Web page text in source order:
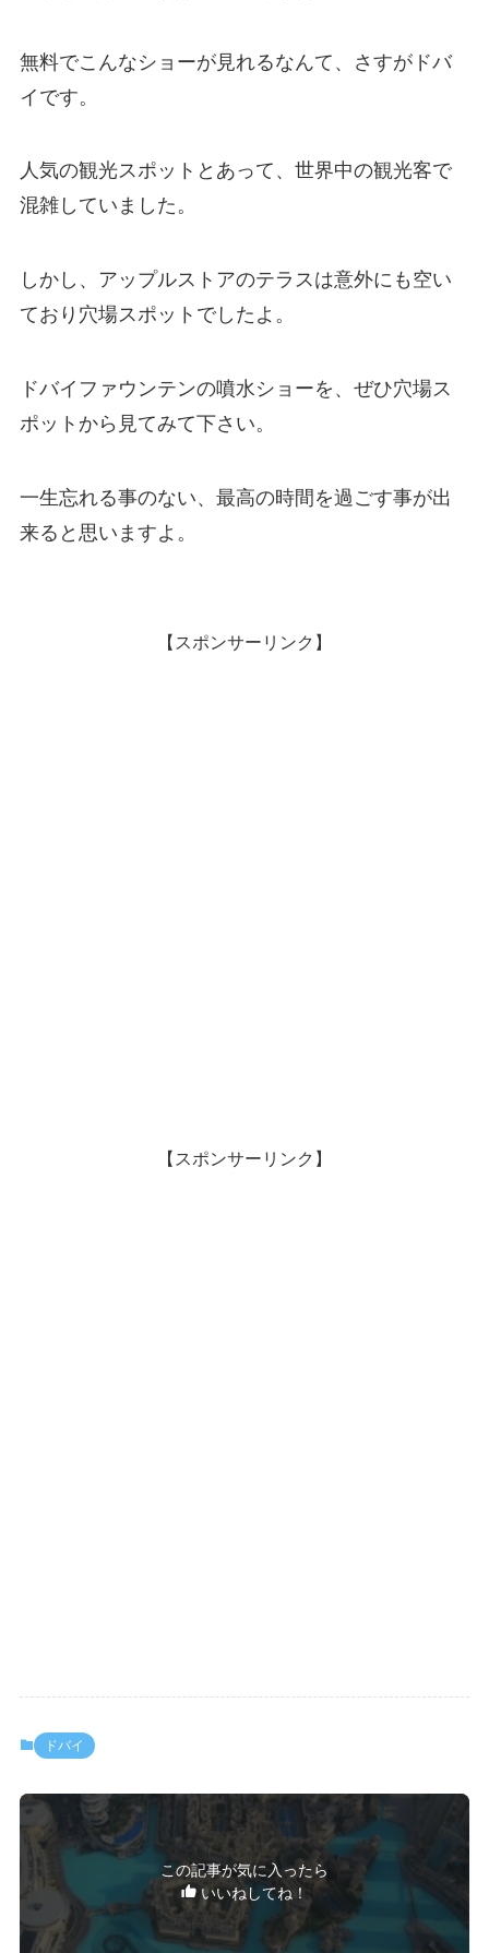
無料でこんなショーが見れるなんて、さすがドバ
イです。
人気の観光スポットとあって、世界中の観光客で
混雑していました。
しかし、アップルストアのテラスは意外にも空い
ており穴場スポットでしたよ。
ドバイファウンテンの噴水ショーを、ぜひ穴場ス
ポットから見てみて下さい。
一生忘れる事のない、最高の時間を過ごす事が出
来ると思いますよ。
【スポンサーリンク】
【スポンサーリンク】
ドバイ
この記事が気に入ったら
いいねしてね！